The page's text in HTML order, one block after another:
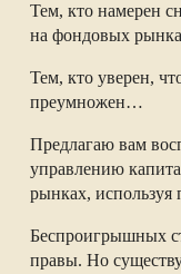
Тем, кто намерен
на фондовых
Тем, кто уверен,
преумножен…
Предлагаю вам
управлению
рынках, используя
Беспроигрышных
правы. Но